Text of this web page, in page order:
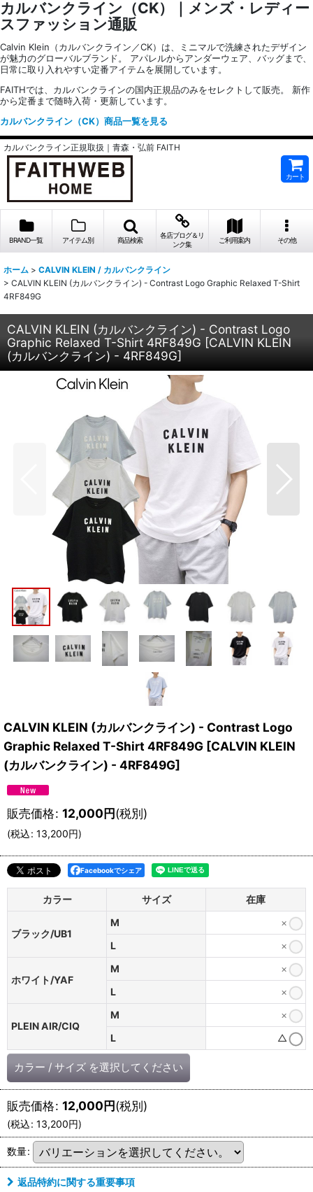
カルバンクライン（CK）｜メンズ・レディー
スファッション通販
Calvin Klein（カルバンクライン／CK）は、ミニマルで洗練されたデザイン
が魅力のグローバルブランド。 アパレルからアンダーウェア、バッグまで、
日常に取り入れやすい定番アイテムを展開しています。
FAITHでは、カルバンクラインの国内正規品のみをセレクトして販売。 新作
から定番まで随時入荷・更新しています。
カルバンクライン（CK）商品一覧を見る
カルバンクライン正規取扱｜青森・弘前 FAITH
カート
BRAND一覧 アイテム別 商品検索
各店ブログ＆リ
ンク集
ご利用案内 その他
ホーム > CALVIN KLEIN / カルバンクライン
> CALVIN KLEIN (カルバンクライン) - Contrast Logo Graphic Relaxed T-Shirt
4RF849G
CALVIN KLEIN (カルバンクライン) - Contrast Logo
Graphic Relaxed T-Shirt 4RF849G [CALVIN KLEIN
(カルバンクライン) - 4RF849G]
CALVIN KLEIN (カルバンクライン) - Contrast Logo
Graphic Relaxed T-Shirt 4RF849G [CALVIN KLEIN
(カルバンクライン) - 4RF849G]
販売価格: 12,000円(税別)
(税込: 13,200円)
Facebookでシェア
カラー サイズ 在庫
ブラック/UB1
M
×
L
×
ホワイト/YAF
M
×
L
×
PLEIN AIR/CIQ
M
×
L
△
カラー / サイズ を選択してください
販売価格: 12,000円(税別)
(税込: 13,200円)
数量:
返品特約に関する重要事項